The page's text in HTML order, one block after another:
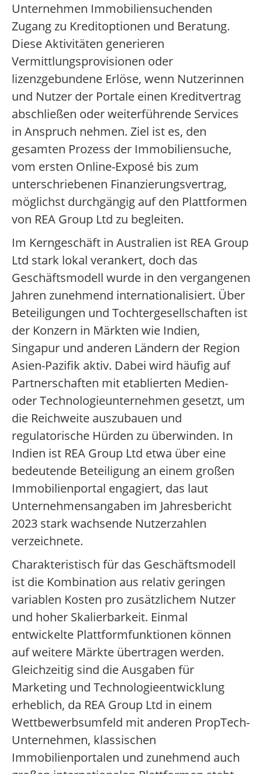
Unternehmen Immobiliensuchenden
Zugang zu Kreditoptionen und Beratung.
Diese Aktivitäten generieren
Vermittlungsprovisionen oder
lizenzgebundene Erlöse, wenn Nutzerinnen
und Nutzer der Portale einen Kreditvertrag
abschließen oder weiterführende Services
in Anspruch nehmen. Ziel ist es, den
gesamten Prozess der Immobiliensuche,
vom ersten Online-Exposé bis zum
unterschriebenen Finanzierungsvertrag,
möglichst durchgängig auf den Plattformen
von REA Group Ltd zu begleiten.
Im Kerngeschäft in Australien ist REA Group
Ltd stark lokal verankert, doch das
Geschäftsmodell wurde in den vergangenen
Jahren zunehmend internationalisiert. Über
Beteiligungen und Tochtergesellschaften ist
der Konzern in Märkten wie Indien,
Singapur und anderen Ländern der Region
Asien-Pazifik aktiv. Dabei wird häufig auf
Partnerschaften mit etablierten Medien-
oder Technologieunternehmen gesetzt, um
die Reichweite auszubauen und
regulatorische Hürden zu überwinden. In
Indien ist REA Group Ltd etwa über eine
bedeutende Beteiligung an einem großen
Immobilienportal engagiert, das laut
Unternehmensangaben im Jahresbericht
2023 stark wachsende Nutzerzahlen
verzeichnete.
Charakteristisch für das Geschäftsmodell
ist die Kombination aus relativ geringen
variablen Kosten pro zusätzlichem Nutzer
und hoher Skalierbarkeit. Einmal
entwickelte Plattformfunktionen können
auf weitere Märkte übertragen werden.
Gleichzeitig sind die Ausgaben für
Marketing und Technologieentwicklung
erheblich, da REA Group Ltd in einem
Wettbewerbsumfeld mit anderen PropTech-
Unternehmen, klassischen
Immobilienportalen und zunehmend auch